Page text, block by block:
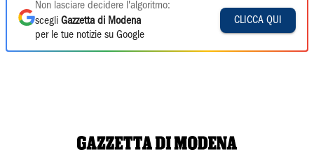
Non lasciare decidere l'algoritmo:
scegli Gazzetta di Modena
per le tue notizie su Google
CLICCA QUI